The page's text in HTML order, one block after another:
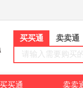
买买通
卖卖通
请输入需要购买
买买通 卖卖